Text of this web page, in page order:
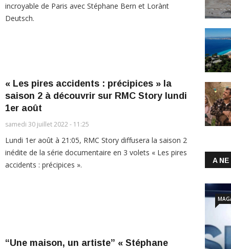
incroyable de Paris avec Stéphane Bern et Lorànt
Deutsch.
« Les pires accidents : précipices » la
saison 2 à découvrir sur RMC Story lundi
1er août
samedi 30 juillet 2022 - 11:25
Lundi 1er août à 21:05, RMC Story diffusera la saison 2
inédite de la série documentaire en 3 volets « Les pires
accidents : précipices ».
“Une maison, un artiste” « Stéphane
A